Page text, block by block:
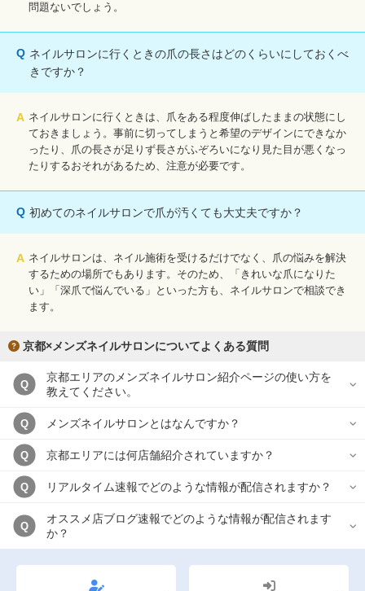
問題ないでしょう。
Q ネイルサロンに行くときの爪の長さはどのくらいにしておくべ
きですか？
A ネイルサロンに行くときは、爪をある程度伸ばしたままの状態にし
ておきましょう。事前に切ってしまうと希望のデザインにできなか
ったり、爪の長さが足りず長さがふぞろいになり見た目が悪くなっ
たりするおそれがあるため、注意が必要です。
Q 初めてのネイルサロンで爪が汚くても大丈夫ですか？
A ネイルサロンは、ネイル施術を受けるだけでなく、爪の悩みを解決
するための場所でもあります。そのため、「きれいな爪になりた
い」「深爪で悩んでいる」といった方も、ネイルサロンで相談でき
ます。
京都×メンズネイルサロンについてよくある質問
Q
京都エリアのメンズネイルサロン紹介ページの使い方を
教えてください。
Q メンズネイルサロンとはなんですか？
Q 京都エリアには何店舗紹介されていますか？
Q リアルタイム速報でどのような情報が配信されますか？
Q
オススメ店ブログ速報でどのような情報が配信されます
か？